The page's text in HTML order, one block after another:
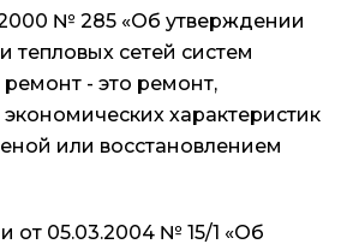
№ 285 «Об утверждении
тепловых сетей систем
- это ремонт,
характеристик
или восстановлением
от 05.03.2004 № 15/1 «Об